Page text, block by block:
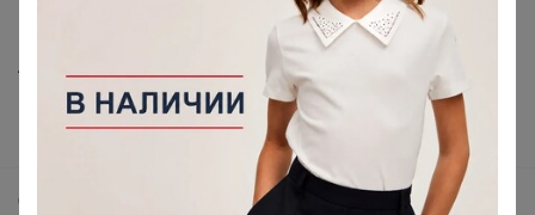
Анонсы
Новости
Самое выгодное